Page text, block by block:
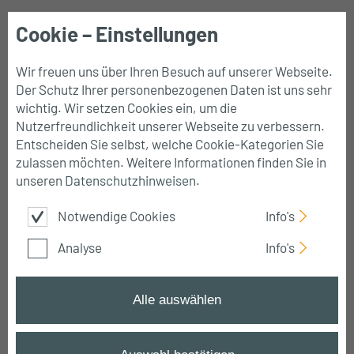
Navigation
Power BI Schulungen
in Stuttgart
Optimieren Sie Ihre Datenanalyse – Power BI-
Kurse direkt in Stuttgart
Startseite➔Power BI Schulungen➔Stuttgart
Cookie – Einstellungen
Wir freuen uns über Ihren Besuch auf unserer Webseite.
Der Schutz Ihrer personenbezogenen Daten ist uns sehr
wichtig. Wir setzen Cookies ein, um die
Nutzerfreundlichkeit unserer Webseite zu verbessern.
Entscheiden Sie selbst, welche Cookie-Kategorien Sie
zulassen möchten. Weitere Informationen finden Sie in
unseren Datenschutzhinweisen.
Notwendige Cookies
Info's
Analyse
Info's
Alle auswählen